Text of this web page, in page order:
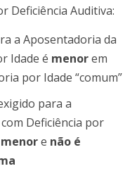
Deficiência Auditiva:
a Aposentadoria da
Idade é menorem
por Idade “comum”
para a
Deficiência por
menore não é